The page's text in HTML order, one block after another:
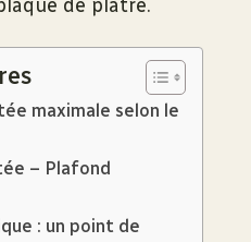
de plâtre.
maximale selon le
– Plafond
: un point de